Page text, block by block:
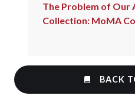
The Problem of Our
Collection: MoMA
BACK